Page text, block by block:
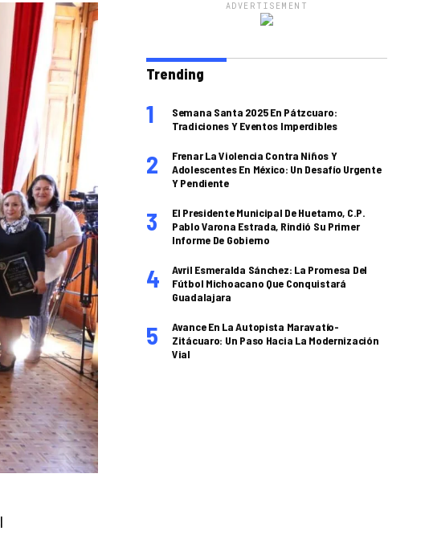
ADVERTISEMENT
Trending
Semana Santa 2025 En Pátzcuaro:
Tradiciones Y Eventos Imperdibles
Frenar La Violencia Contra Niños Y
Adolescentes En México: Un Desafío Urgente
Y Pendiente
El Presidente Municipal De Huetamo, C.P.
Pablo Varona Estrada, Rindió Su Primer
Informe De Gobierno
Avril Esmeralda Sánchez: La Promesa Del
Fútbol Michoacano Que Conquistará
Guadalajara
Avance En La Autopista Maravatío-
Zitácuaro: Un Paso Hacia La Modernización
Vial